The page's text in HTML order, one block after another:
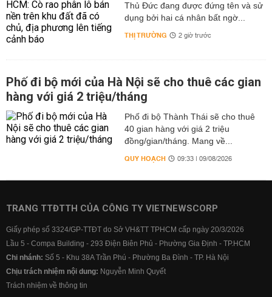
Thủ Đức đang được đứng tên và sử
dụng bởi hai cá nhân bất ngờ...
THỊ TRƯỜNG 2 giờ trước
Phố đi bộ mới của Hà Nội sẽ cho thuê các gian
hàng với giá 2 triệu/tháng
Phố đi bộ Thành Thái sẽ cho thuê
40 gian hàng với giá 2 triệu
đồng/gian/tháng. Mang về...
QUY HOẠCH 09:33 | 09/08/2026
TRANG TTĐTTH CỦA CÔNG TY VIETNEWSCORP
Giấy phép số 3324/GP-TTĐT do Sở VH&TT TPHCM cấp ngày 20/3/2026
Lầu 5 - Compa Building - 293 Điện Biên Phủ - Phường Gia Định - TP.HCM
Chi nhánh: Số 5 - Khu 38A Trần Phú - Phường Ba Đình - TP. Hà Nội
Chịu trách nhiệm nội dung: Nguyễn Minh Quyết
Trách nhiệm về thông tin